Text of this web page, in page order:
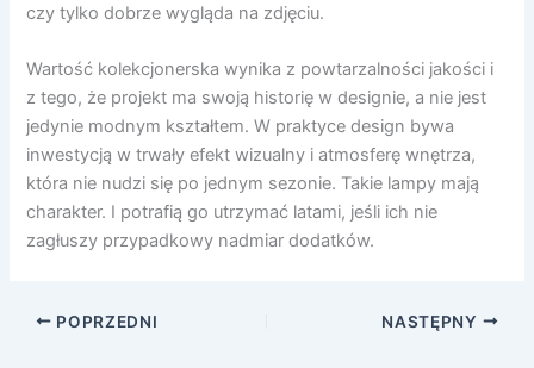
czy tylko dobrze wygląda na zdjęciu.
Wartość kolekcjonerska wynika z powtarzalności jakości i
z tego, że projekt ma swoją historię w designie, a nie jest
jedynie modnym kształtem. W praktyce design bywa
inwestycją w trwały efekt wizualny i atmosferę wnętrza,
która nie nudzi się po jednym sezonie. Takie lampy mają
charakter. I potrafią go utrzymać latami, jeśli ich nie
zagłuszy przypadkowy nadmiar dodatków.
POPRZEDNI NASTĘPNY